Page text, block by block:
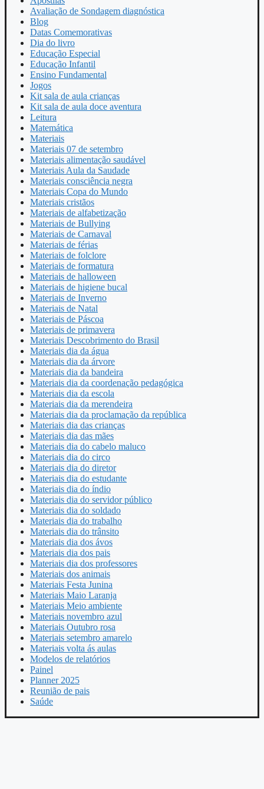
Avaliação de Sondagem diagnóstica
Blog
Datas Comemorativas
Dia do livro
Educação Especial
Educação Infantil
Ensino Fundamental
Jogos
Kit sala de aula crianças
Kit sala de aula doce aventura
Leitura
Matemática
Materiais
Materiais 07 de setembro
Materiais alimentação saudável
Materiais Aula da Saudade
Materiais consciência negra
Materiais Copa do Mundo
Materiais cristãos
Materiais de alfabetização
Materiais de Bullying
Materiais de Carnaval
Materiais de férias
Materiais de folclore
Materiais de formatura
Materiais de halloween
Materiais de higiene bucal
Materiais de Inverno
Materiais de Natal
Materiais de Páscoa
Materiais de primavera
Materiais Descobrimento do Brasil
Materiais dia da água
Materiais dia da árvore
Materiais dia da bandeira
Materiais dia da coordenação pedagógica
Materiais dia da escola
Materiais dia da merendeira
Materiais dia da proclamação da república
Materiais dia das crianças
Materiais dia das mães
Materiais dia do cabelo maluco
Materiais dia do circo
Materiais dia do diretor
Materiais dia do estudante
Materiais dia do índio
Materiais dia do servidor público
Materiais dia do soldado
Materiais dia do trabalho
Materiais dia do trânsito
Materiais dia dos ávos
Materiais dia dos pais
Materiais dia dos professores
Materiais dos animais
Materiais Festa Junina
Materiais Maio Laranja
Materiais Meio ambiente
Materiais novembro azul
Materiais Outubro rosa
Materiais setembro amarelo
Materiais volta ás aulas
Modelos de relatórios
Painel
Planner 2025
Reunião de pais
Saúde